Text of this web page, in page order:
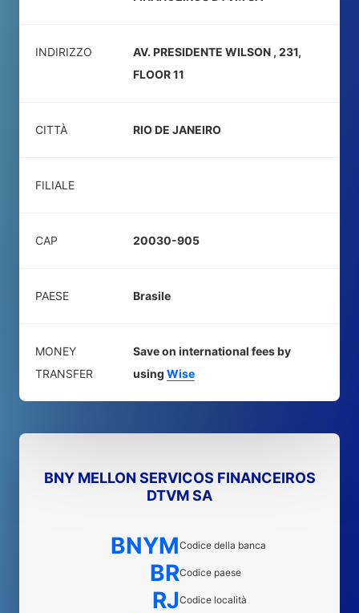
INDIRIZZO
AV. PRESIDENTE WILSON , 231,
FLOOR 11
CITTÀ RIO DE JANEIRO
FILIALE
CAP 20030-905
PAESE Brasile
MONEY
TRANSFER
Save on international fees by
using Wise
BNY MELLON SERVICOS FINANCEIROS
DTVM SA
BNYMCodice della banca
BRCodice paese
RJCodice località